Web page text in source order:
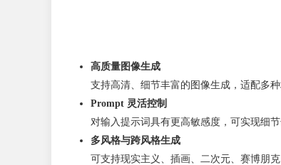
高质量图像生成
支持高清、细节丰富的图像生成，适配多种
Prompt 灵活控制
对输入提示词具有更高敏感度，可实现细
多风格与跨风格生成
可支持现实主义、插画、二次元、赛博朋